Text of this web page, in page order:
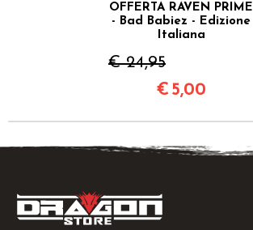
OFFERTA RAVEN PRIME
- Bad Babiez - Edizione
Italiana
€ 24,95
€ 5,00